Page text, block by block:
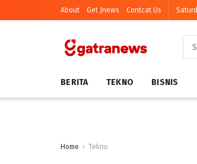
About Get Jnews Contcat Us
BERITA TEKNO BISNIS
Home Tekno